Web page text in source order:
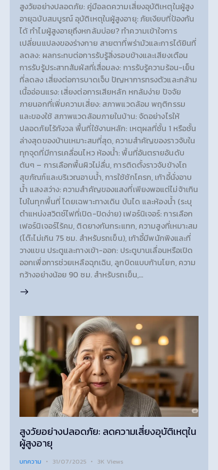
สูงวัยอย่างปลอดภัย: คู่มือลดความเสี่ยงอุบัติเหตุในผู้สูง
อายุฉบับสมบูรณ์ อุบัติเหตุในผู้สูงอายุ: ภัยเงียบที่ป้องกัน
ได้ ทำไมผู้สูงอายุถึงหกล้มบ่อย? ทำความเข้าใจการ
เปลี่ยนแปลงของร่างกาย สายตาที่พร่ามัวและการได้ยินที่
ลดลง: ผลกระทบต่อการรับรู้สิ่งรอบข้างและเสียงเตือน
การรับรู้ประสาทสัมผัสที่เสื่อมลง: การรับรู้ความร้อน-เย็น
ที่ลดลง เสี่ยงต่อการบาดเจ็บ ปัญหาการทรงตัวและกล้าม
เนื้ออ่อนแรง: เสี่ยงต่อการเสียหลัก หกล้มง่าย ปัจจัย
ภายนอกที่เพิ่มความเสี่ยง: สภาพแวดล้อม พฤติกรรม
และของใช้ สภาพแวดล้อมภายในบ้าน: จัดอย่างไรให้
ปลอดภัยไร้กังวล พื้นที่ใช้งานหลัก: เหตุผลที่ชั้น 1 หรือชั้น
ล่างสุดของบ้านเหมาะสมที่สุด, ความสำคัญของราวจับใน
ทุกจุดที่มีการเคลื่อนไหว ห้องน้ำ: พื้นที่อันตรายอันดับ
ต้นๆ – การเลือกพื้นผิวไม่ลื่น, การติดตั้งราวจับข้างโถ
สุขภัณฑ์และบริเวณอาบน้ำ, การใช้ชักโครก, เก้าอี้นั่งอาบ
น้ำ แสงสว่าง: ความสำคัญของแสงที่เพียงพอแต่ไม่จ้าเกิน
ไปในทุกพื้นที่ โดยเฉพาะทางเดิน บันได และห้องน้ำ (ระบุ
ตำแหน่งสวิตช์ไฟที่เปิด-ปิดง่าย) เฟอร์นิเจอร์: การเลือก
เฟอร์นิเจอร์ไร้คม, ติดยางกันกระแทก, ความสูงที่เหมาะสม
(โต๊ะไม่เกิน 75 ซม. สำหรับรถเข็น), เก้าอี้มีพนักพิงและที่
วางแขน ประตูและทางเข้า-ออก: ประตูบานเลื่อนหรือเปิด
ออกเพื่อการช่วยเหลือฉุกเฉิน, ลูกบิดแบบก้านโยก, ความ
กว้างอย่างน้อย 90 ซม. สำหรับรถเข็น,…
สูงวัยอย่างปลอดภัย: ลดความเสี่ยงอุบัติเหตุใน
ผู้สูงอายุ
บทความ 31/07/2025 3K Views